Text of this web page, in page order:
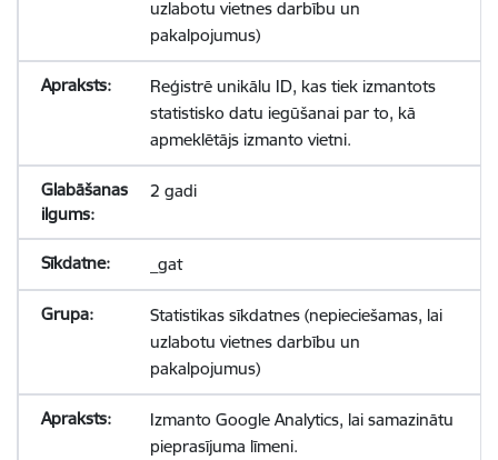
uzlabotu vietnes darbību un
pakalpojumus)
Reģistrē unikālu ID, kas tiek izmantots
statistisko datu iegūšanai par to, kā
apmeklētājs izmanto vietni.
2 gadi
_gat
Statistikas sīkdatnes (nepieciešamas, lai
uzlabotu vietnes darbību un
pakalpojumus)
Izmanto Google Analytics, lai samazinātu
pieprasījuma līmeni.